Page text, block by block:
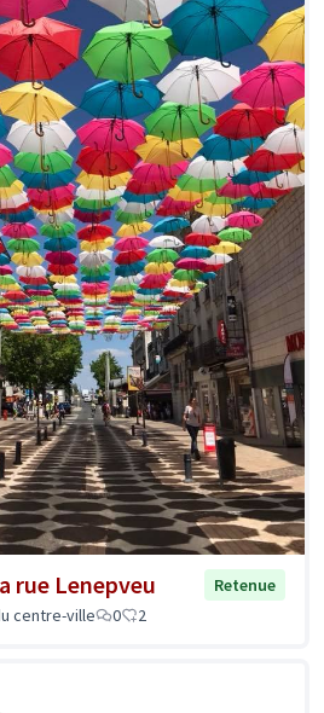
rue Lenepveu
Retenue
centre-ville
0 2